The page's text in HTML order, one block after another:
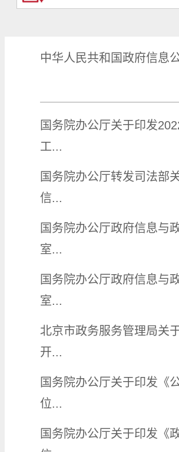
中华人民共和国政府信息
国务院办公厅关于印发
工...
国务院办公厅转发司法部
信...
国务院办公厅政府信息与
室...
国务院办公厅政府信息与
室...
北京市政务服务管理局关
开...
国务院办公厅关于印发《
位...
国务院办公厅关于印发《